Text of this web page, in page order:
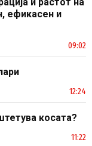
ефикасен и
09:02
12:24
косата?
11:22